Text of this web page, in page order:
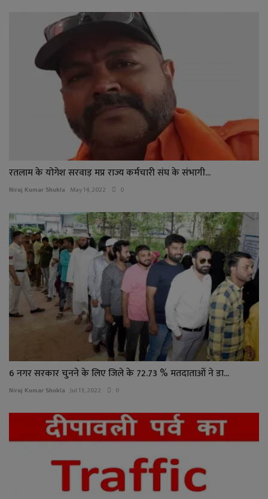
रतलाम के योगेश सरवाड़ मप्र राज्य कर्मचारी संघ के संभागी...
Niraj Kumar Shukla May 14, 2022 0
6 नगर सरकार चुनने के लिए जिले के 72.73 % मतदाताओं ने डा...
Niraj Kumar Shukla Jul 13, 2022 0